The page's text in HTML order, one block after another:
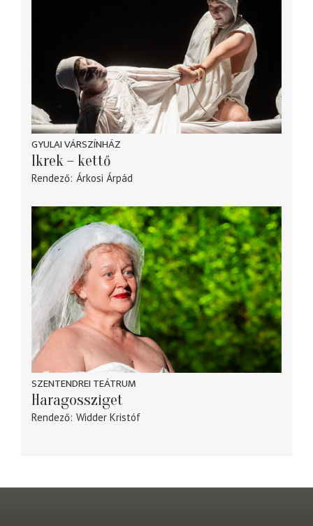
GYULAI VÁRSZÍNHÁZ
Ikrek – kettő
Rendező Árkosi Árpád
SZENTENDREI TEÁTRUM
Haragossziget
Rendező Widder Kristóf